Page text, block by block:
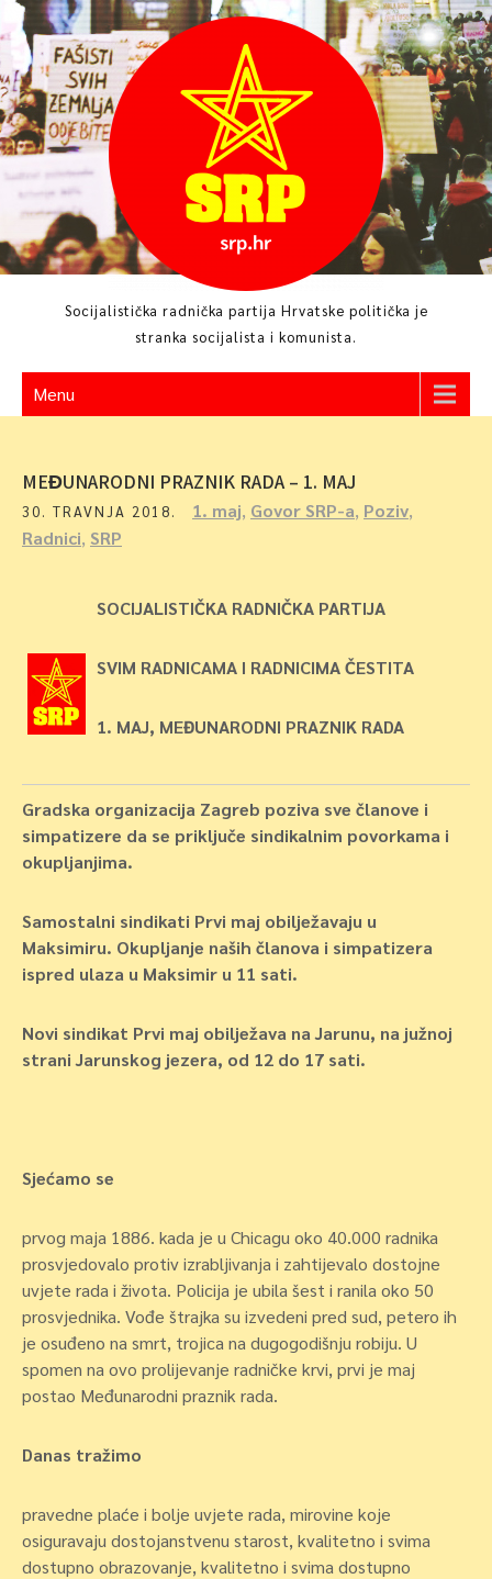
Skip
to
content
Socijalistička radnička partija Hrvatske politička je
stranka socijalista i komunista.
Menu
MEĐUNARODNI PRAZNIK RADA – 1. MAJ
30. TRAVNJA 2018. 1. maj, Govor SRP-a, Poziv,
Radnici, SRP
SOCIJALISTIČKA RADNIČKA PARTIJA
SVIM RADNICAMA I RADNICIMA ČESTITA
1. MAJ, MEĐUNARODNI PRAZNIK RADA
Gradska organizacija Zagreb poziva sve članove i
simpatizere da se priključe sindikalnim povorkama i
okupljanjima.
Samostalni sindikati Prvi maj obilježavaju u
Maksimiru. Okupljanje naših članova i simpatizera
ispred ulaza u Maksimir u 11 sati.
Novi sindikat Prvi maj obilježava na Jarunu, na južnoj
strani Jarunskog jezera, od 12 do 17 sati.
Sjećamo se
prvog maja 1886. kada je u Chicagu oko 40.000 radnika
prosvjedovalo protiv izrabljivanja i zahtijevalo dostojne
uvjete rada i života. Policija je ubila šest i ranila oko 50
prosvjednika. Vođe štrajka su izvedeni pred sud, petero ih
je osuđeno na smrt, trojica na dugogodišnju robiju. U
spomen na ovo prolijevanje radničke krvi, prvi je maj
postao Međunarodni praznik rada.
Danas tražimo
pravedne plaće i bolje uvjete rada, mirovine koje
osiguravaju dostojanstvenu starost, kvalitetno i svima
dostupno obrazovanje, kvalitetno i svima dostupno